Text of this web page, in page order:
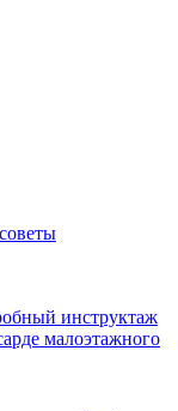
инструктаж
малоэтажного